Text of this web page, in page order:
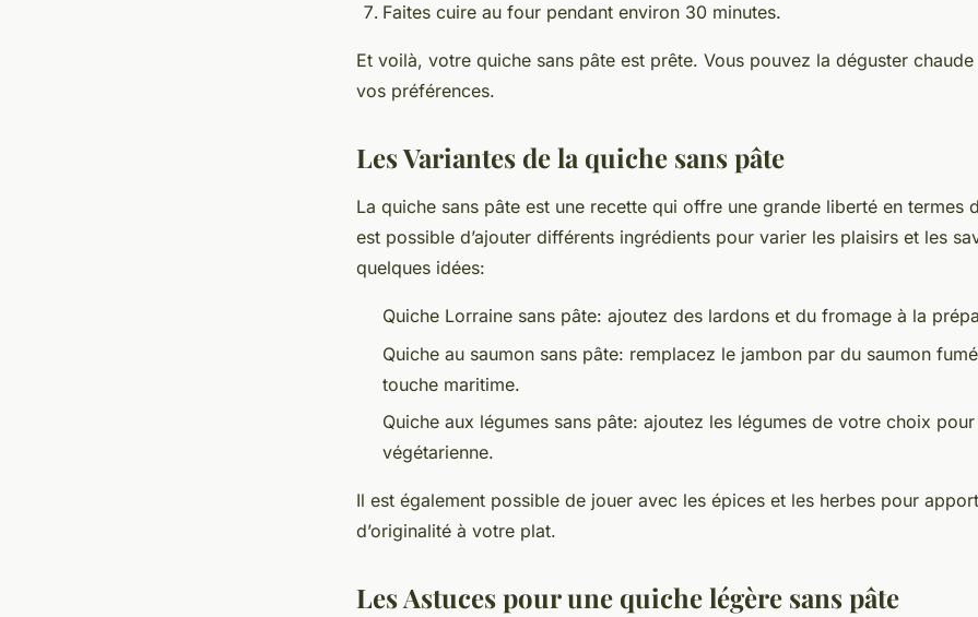
Faites cuire au four pendant environ 30 minutes.
Et voilà, votre quiche sans pâte est prête. Vous pouvez la déguster
vos préférences.
Les Variantes de la quiche sans pâte
La quiche sans pâte est une recette qui offre une grande liberté en termes
est possible d’ajouter différents ingrédients pour varier les plaisirs et les
quelques idées:
Quiche Lorraine sans pâte: ajoutez des lardons et du fromage à la
Quiche au saumon sans pâte: remplacez le jambon par du saumon
touche maritime.
Quiche aux légumes sans pâte: ajoutez les légumes de votre choix
végétarienne.
Il est également possible de jouer avec les épices et les herbes pour
d’originalité à votre plat.
Les Astuces pour une quiche légère sans pâte